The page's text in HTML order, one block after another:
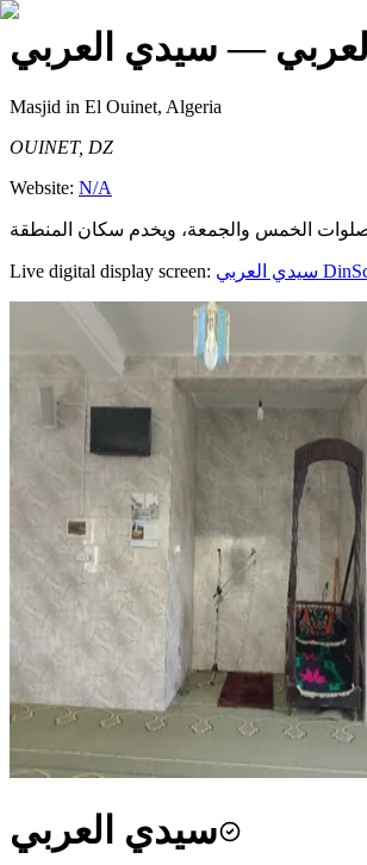
— سيدي العربي
Masjid in El Ouinet, Algeria
OUINET, DZ
Website: N/A
Live digital display screen: سيدي العربي
سيدي العربي